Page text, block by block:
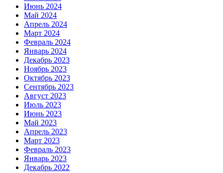
Июнь 2024
Май 2024
Апрель 2024
Март 2024
Февраль 2024
Январь 2024
Декабрь 2023
Ноябрь 2023
Октябрь 2023
Сентябрь 2023
Август 2023
Июль 2023
Июнь 2023
Май 2023
Апрель 2023
Март 2023
Февраль 2023
Январь 2023
Декабрь 2022